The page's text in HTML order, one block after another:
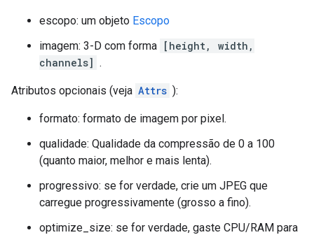
escopo: um objeto Escopo
imagem: 3-D com forma [height, width,
channels] .
Atributos opcionais (veja Attrs ):
formato: formato de imagem por pixel.
qualidade: Qualidade da compressão de 0 a 100
(quanto maior, melhor e mais lenta).
progressivo: se for verdade, crie um JPEG que
carregue progressivamente (grosso a fino).
optimize_size: se for verdade, gaste CPU/RAM para